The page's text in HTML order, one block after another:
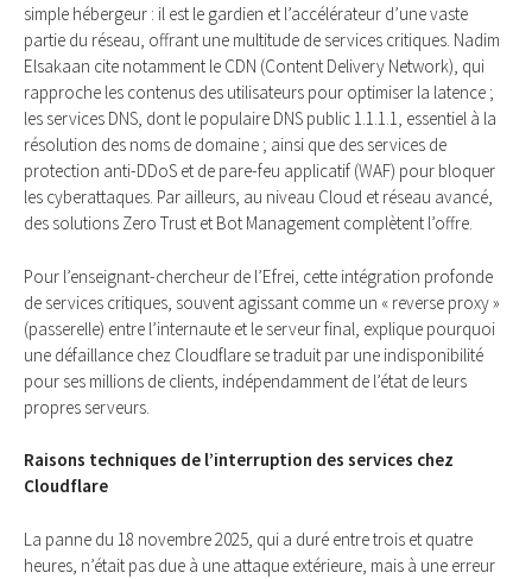
simple hébergeur : il est le gardien et l’accélérateur d’une vaste
partie du réseau, offrant une multitude de services critiques. Nadim
Elsakaan cite notamment le CDN (Content Delivery Network), qui
rapproche les contenus des utilisateurs pour optimiser la latence ;
les services DNS, dont le populaire DNS public 1.1.1.1, essentiel à la
résolution des noms de domaine ; ainsi que des services de
protection anti-DDoS et de pare-feu applicatif (WAF) pour bloquer
les cyberattaques. Par ailleurs, au niveau Cloud et réseau avancé,
des solutions Zero Trust et Bot Management complètent l’offre.
Pour l’enseignant-chercheur de l’Efrei, cette intégration profonde
de services critiques, souvent agissant comme un « reverse proxy »
(passerelle) entre l’internaute et le serveur final, explique pourquoi
une défaillance chez Cloudflare se traduit par une indisponibilité
pour ses millions de clients, indépendamment de l’état de leurs
propres serveurs.
Raisons techniques de l’interruption des services chez
Cloudflare
La panne du 18 novembre 2025, qui a duré entre trois et quatre
heures, n’était pas due à une attaque extérieure, mais à une erreur